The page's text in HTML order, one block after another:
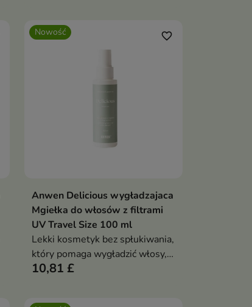
Nowość
Dodaj do koszyka
favorite_border
Anwen Delicious wygładzajaca
Mgiełka do włosów z filtrami
UV Travel Size 100 ml
Lekki kosmetyk bez spłukiwania,
który pomaga wygładzić włosy,
ograniczyć ich puszeni
10,81 £